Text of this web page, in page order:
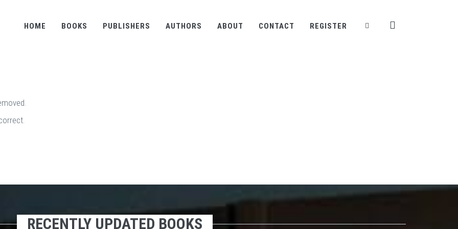
HOME BOOKS PUBLISHERS AUTHORS ABOUT CONTACT REGISTER
RECENTLY UPDATED BOOKS